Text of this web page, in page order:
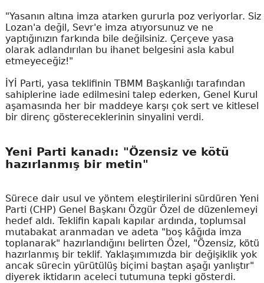
"Yasanın altına imza atarken gururla poz veriyorlar. Siz
Lozan'a değil, Sevr'e imza atıyorsunuz ve ne
yaptığınızın farkında bile değilsiniz. Çerçeve yasa
olarak adlandırılan bu ihanet belgesini asla kabul
etmeyeceğiz!"
İYİ Parti, yasa teklifinin TBMM Başkanlığı tarafından
sahiplerine iade edilmesini talep ederken, Genel Kurul
aşamasında her bir maddeye karşı çok sert ve kitlesel
bir direnç göstereceklerinin sinyalini verdi.
Yeni Parti kanadı: "Özensiz ve kötü
hazırlanmış bir metin"
Sürece dair usul ve yöntem eleştirilerini sürdüren Yeni
Parti (CHP) Genel Başkanı Özgür Özel de düzenlemeyi
hedef aldı. Teklifin kapalı kapılar ardında, toplumsal
mutabakat aranmadan ve adeta "boş kâğıda imza
toplanarak" hazırlandığını belirten Özel, "Özensiz, kötü
hazırlanmış bir teklif. Yaklaşımımızda bir değişiklik yok
ancak sürecin yürütülüş biçimi baştan aşağı yanlıştır"
diyerek iktidarın aceleci tutumuna tepki gösterdi.